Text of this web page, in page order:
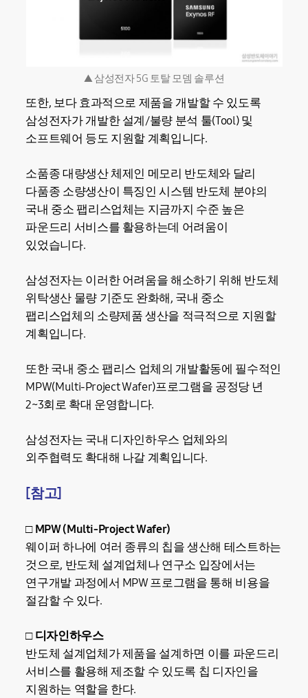
▲ 삼성전자 5G 토탈 모뎀 솔루션
또한, 보다 효과적으로 제품을 개발할 수 있도록
삼성전자가 개발한 설계/불량 분석 툴(Tool) 및
소프트웨어 등도 지원할 계획입니다.
소품종 대량생산 체제인 메모리 반도체와 달리
다품종 소량생산이 특징인 시스템 반도체 분야의
국내 중소 팹리스업체는 지금까지 수준 높은
파운드리 서비스를 활용하는데 어려움이
있었습니다.
삼성전자는 이러한 어려움을 해소하기 위해 반도체
위탁생산 물량 기준도 완화해, 국내 중소
팹리스업체의 소량제품 생산을 적극적으로 지원할
계획입니다.
또한 국내 중소 팹리스 업체의 개발활동에 필수적인
MPW(Multi-Project Wafer)프로그램을 공정당 년
2~3회로 확대 운영합니다.
삼성전자는 국내 디자인하우스 업체와의
외주협력도 확대해 나갈 계획입니다.
[참고]
□ MPW (Multi-Project Wafer)
웨이퍼 하나에 여러 종류의 칩을 생산해 테스트하는
것으로, 반도체 설계업체나 연구소 입장에서는
연구개발 과정에서 MPW 프로그램을 통해 비용을
절감할 수 있다.
□ 디자인하우스
반도체 설계업체가 제품을 설계하면 이를 파운드리
서비스를 활용해 제조할 수 있도록 칩 디자인을
지원하는 역할을 한다.